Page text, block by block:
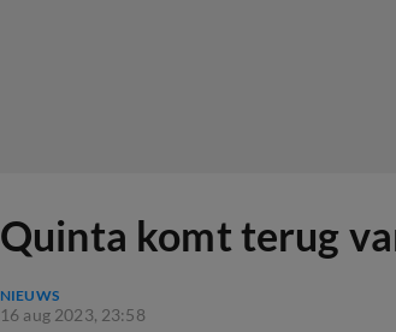
Quinta komt terug
NIEUWS
16 aug 2023, 23:58